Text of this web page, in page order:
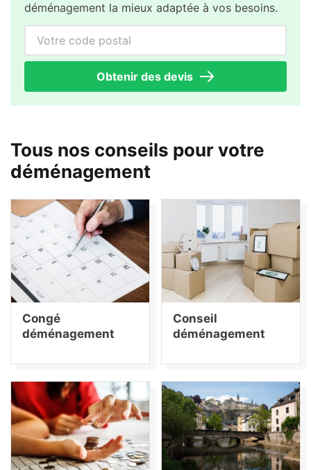
déménagement la mieux adaptée à vos besoins.
Votre code postal
Obtenir des devis
Tous nos conseils pour votre
déménagement
Congé
déménagement
Conseil
déménagement